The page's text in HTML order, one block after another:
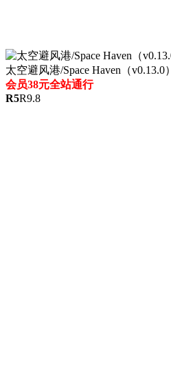
太空避风港/Space Haven（v0.13.0）
会员38元全站通行
R5R9.8